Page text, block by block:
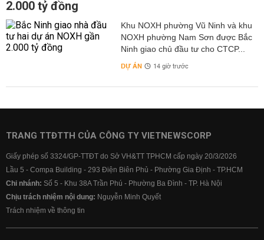
2.000 tỷ đồng
Khu NOXH phường Vũ Ninh và khu
NOXH phường Nam Sơn được Bắc
Ninh giao chủ đầu tư cho CTCP...
DỰ ÁN 14 giờ trước
TRANG TTĐTTH CỦA CÔNG TY VIETNEWSCORP
Giấy phép số 3324/GP-TTĐT do Sở VH&TT TPHCM cấp ngày 20/3/2026
Lầu 5 - Compa Building - 293 Điện Biên Phủ - Phường Gia Định - TP.HCM
Chi nhánh: Số 5 - Khu 38A Trần Phú - Phường Ba Đình - TP. Hà Nội
Chịu trách nhiệm nội dung: Nguyễn Minh Quyết
Trách nhiệm về thông tin